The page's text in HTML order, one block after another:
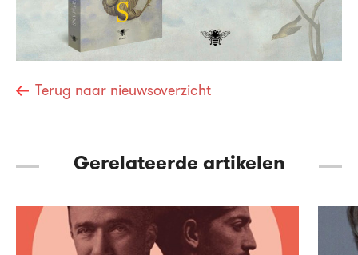
Terug naar nieuwsoverzicht
Gerelateerde artikelen